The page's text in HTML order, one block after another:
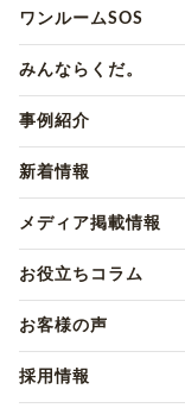
ワンルームSOS
みんならくだ。
事例紹介
新着情報
メディア掲載情報
お役立ちコラム
お客様の声
採用情報